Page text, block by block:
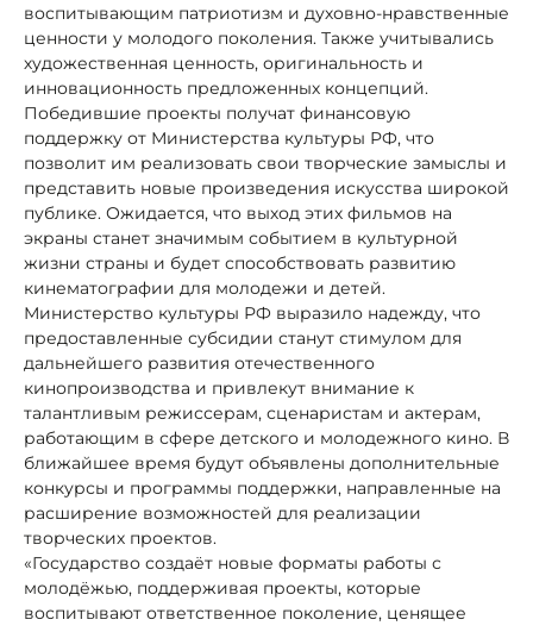
воспитывающим патриотизм и духовно-нравственные
ценности у молодого поколения. Также учитывались
художественная ценность, оригинальность и
инновационность предложенных концепций.
Победившие проекты получат финансовую
поддержку от Министерства культуры РФ, что
позволит им реализовать свои творческие замыслы и
представить новые произведения искусства широкой
публике. Ожидается, что выход этих фильмов на
экраны станет значимым событием в культурной
жизни страны и будет способствовать развитию
кинематографии для молодежи и детей.
Министерство культуры РФ выразило надежду, что
предоставленные субсидии станут стимулом для
дальнейшего развития отечественного
кинопроизводства и привлекут внимание к
талантливым режиссерам, сценаристам и актерам,
работающим в сфере детского и молодежного кино. В
ближайшее время будут объявлены дополнительные
конкурсы и программы поддержки, направленные на
расширение возможностей для реализации
творческих проектов.
«Государство создаёт новые форматы работы с
молодёжью, поддерживая проекты, которые
воспитывают ответственное поколение, ценящее